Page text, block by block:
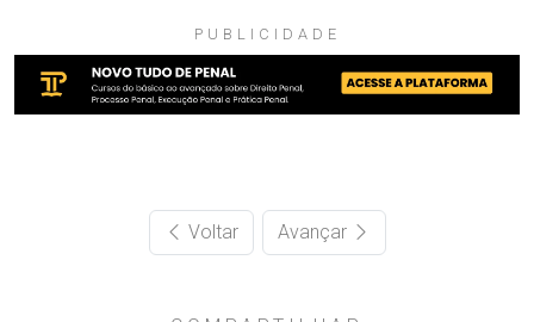
PUBLICIDADE
Voltar Avançar